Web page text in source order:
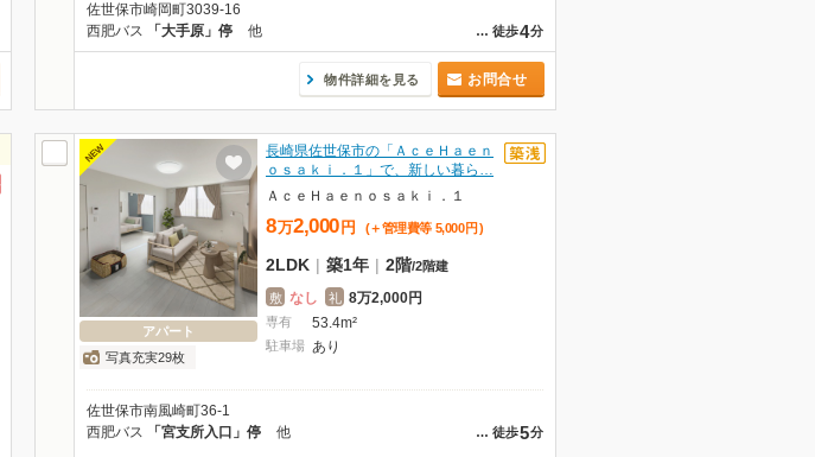
佐世保市崎岡町3039-16
… 徒歩4分
西肥バス 「大手原」停 他
物件詳細を見る お問合せ
NEW
アパート
写真充実29枚
長崎県佐世保市の「ＡｃｅＨａｅｎ
ｏｓａｋｉ．１」で、新しい暮ら…
ＡｃｅＨａｅｎｏｓａｋｉ．１
8万2,000 円 (＋管理費等 5,000 円 )
2LDK | 築1年 | 2階/2階建
敷 なし 礼 8万2,000円
専有 53.4m²
駐車場 あり
佐世保市南風崎町36-1
… 徒歩5分
西肥バス 「宮支所入口」停 他